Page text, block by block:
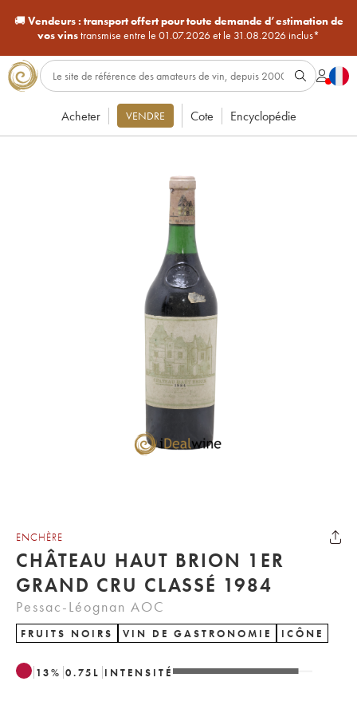
🚚Vendeurs : transport offert pour toute demande d’estimation de
vos vinstransmise entre le 01.07.2026 et le 31.08.2026 inclus*
Acheter VENDRE Cote Encyclopédie
ENCHÈRE
CHÂTEAU HAUT BRION 1ER
GRAND CRU CLASSÉ 1984
Pessac-Léognan AOC
FRUITS NOIRS VIN DE GASTRONOMIE ICÔNE
13% 0.75 L INTENSITÉ